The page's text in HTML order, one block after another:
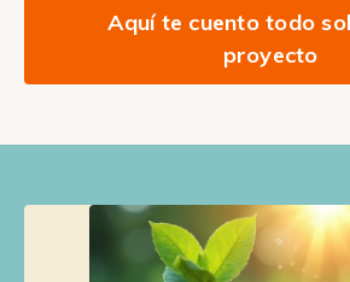
Aquí te cuento todo
proyecto